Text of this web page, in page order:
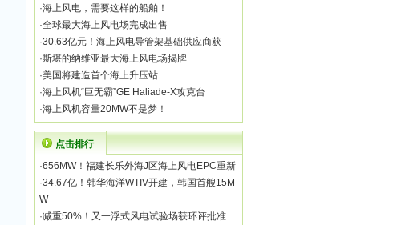
·海上风电，需要这样的船舶！
·全球最大海上风电场完成出售
·30.63亿元！海上风电导管架基础供应商获
·斯堪的纳维亚最大海上风电场揭牌
·美国将建造首个海上升压站
·海上风机“巨无霸”GE Haliade-X攻克台
·海上风机容量20MW不是梦！
点击排行
·656MW！福建长乐外海J区海上风电EPC重新
·34.67亿！韩华海洋WTIV开建，韩国首艘15M
W
·减重50%！又一浮式风电试验场获环评批准